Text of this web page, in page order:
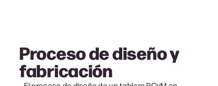
Proceso de diseño y
fabricación